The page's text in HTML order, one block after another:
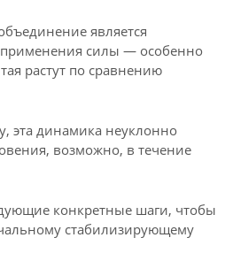
является
силы — особенно
растут по сравнению
эта динамика неуклонно
возможно, в течение
конкретные шаги, чтобы
стабилизирующему